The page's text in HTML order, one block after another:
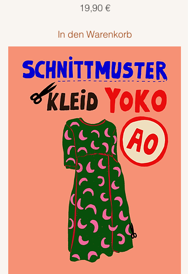
Preis
19,90 €
In den Warenkorb